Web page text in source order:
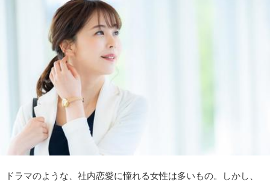
ドラマのような、社内恋愛に憧れる女性は多いもの。しかし、